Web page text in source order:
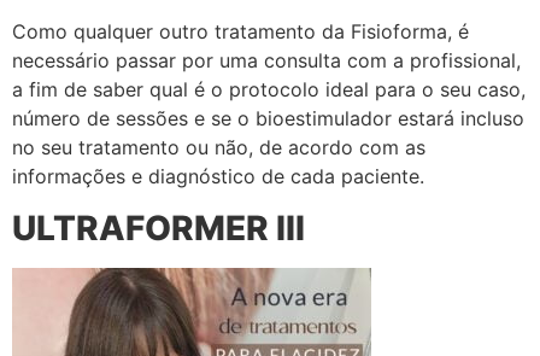
Como qualquer outro tratamento da Fisioforma, é
necessário passar por uma consulta com a profissional,
a fim de saber qual é o protocolo ideal para o seu caso,
número de sessões e se o bioestimulador estará incluso
no seu tratamento ou não, de acordo com as
informações e diagnóstico de cada paciente.
ULTRAFORMER III